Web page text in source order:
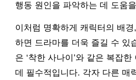
행동 원인을 파악하는 데 도움
이처럼 명확하게 캐릭터의 배
하면 드라마를 더욱 즐길 수 있
은 ‘착한 사나이’와 같은 복잡
데 필수적입니다. 각자 다른 매